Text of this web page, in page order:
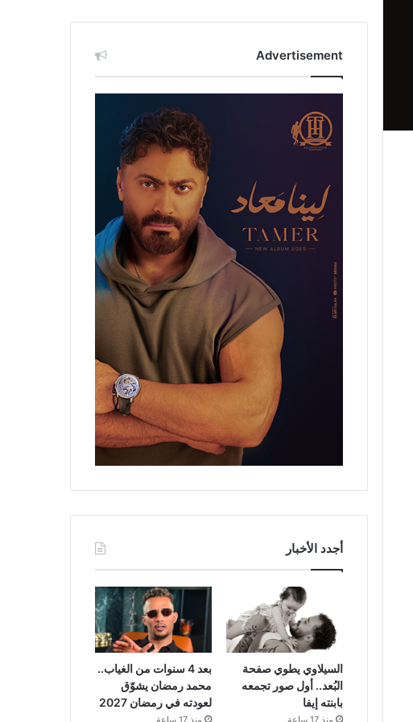
Advertisement
أجدد الأخبار
السيلاوي يطوي صفحة
البُعد.. أول صور تجمعه
بابنته إيفا
منذ 17 ساعة
بعد 4 سنوات من الغياب..
محمد رمضان يشوّق
لعودته في رمضان 2027
منذ 17 ساعة